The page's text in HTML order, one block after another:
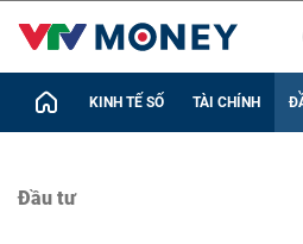
KINH TẾ SỐ TÀI CHÍNH
Đầu tư